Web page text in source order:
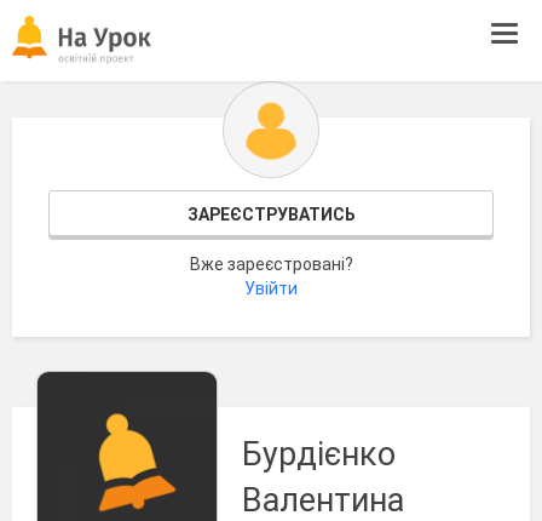
ЗАРЕЄСТРУВАТИСЬ
Вже зареєстровані?
Увійти
Бурдієнко
Валентина